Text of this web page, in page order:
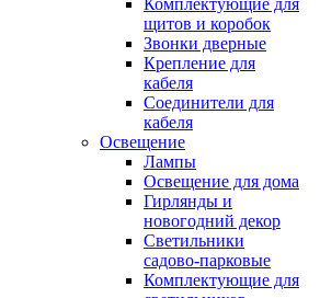
Комплектующие для
щитов и коробок
Звонки дверные
Крепление для
кабеля
Соединители для
кабеля
Освещение
Лампы
Освещение для дома
Гирлянды и
новогодний декор
Светильники
садово-парковые
Комплектующие для